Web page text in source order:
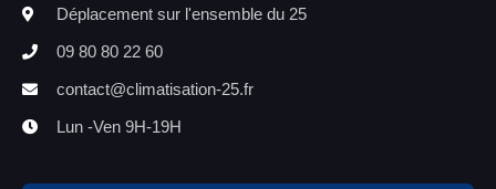
Déplacement sur l'ensemble du 25
09 80 80 22 60
contact@climatisation-25.fr
Lun -Ven 9H-19H